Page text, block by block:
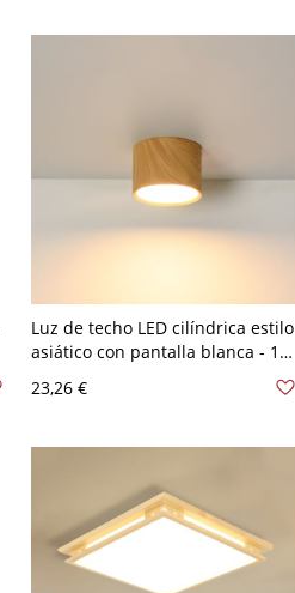
Luz de techo LED cilíndrica estilo
asiático con pantalla blanca - 110
23,26 €